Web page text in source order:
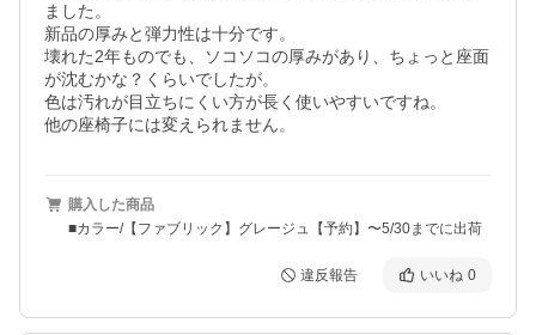
ました。
新品の厚みと弾力性は十分です。
壊れた2年ものでも、ソコソコの厚みがあり、ちょっと座面
が沈むかな？くらいでしたが。
色は汚れが目立ちにくい方が長く使いやすいですね。
他の座椅子には変えられません。
購入した商品
■カラー/【ファブリック】グレージュ【予約】〜5/30までに出荷
違反報告 いいね 0